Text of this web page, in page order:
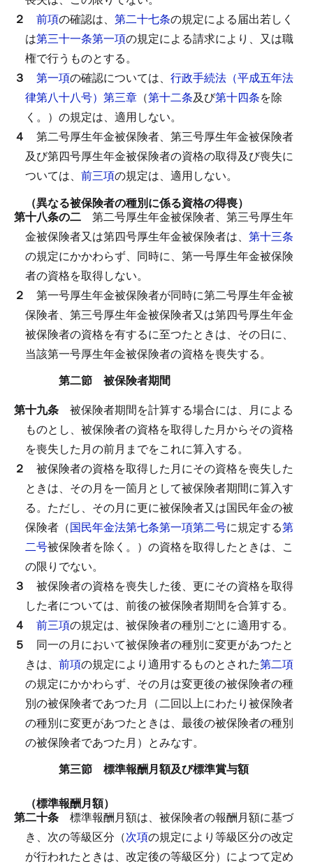
２
前項の確認は、 第二十七条の規定による届出若しく
は第三十一条第一項の規定による請求により、又は職
権で行うものとする。
３
第一項の確認については、 行政手続法（平成五年法
律第八十八号）第三章 （第十二条及び第十四条を除
く。）の規定は、適用しない。
４
第二号厚生年金被保険者、第三号厚生年金被保険者
及び第四号厚生年金被保険者の資格の取得及び喪失に
ついては、 前三項の規定は、適用しない。
（異なる被保険者の種別に係る資格の得喪）
第十八条の二
第二号厚生年金被保険者、第三号厚生年
金被保険者又は第四号厚生年金被保険者は、 第十三条
の規定にかかわらず、同時に、第一号厚生年金被保険
者の資格を取得しない。
２
第一号厚生年金被保険者が同時に第二号厚生年金被
保険者、第三号厚生年金被保険者又は第四号厚生年金
被保険者の資格を有するに至つたときは、その日に、
当該第一号厚生年金被保険者の資格を喪失する。
第二節 被保険者期間
第十九条
被保険者期間を計算する場合には、月による
ものとし、被保険者の資格を取得した月からその資格
を喪失した月の前月までをこれに算入する。
２
被保険者の資格を取得した月にその資格を喪失した
ときは、その月を一箇月として被保険者期間に算入す
る。 ただし、その月に更に被保険者又は国民年金の被
保険者（国民年金法第七条第一項第二号に規定する第
二号被保険者を除く。）の資格を取得したときは、こ
の限りでない。
３
被保険者の資格を喪失した後、更にその資格を取得
した者については、前後の被保険者期間を合算する。
４
前三項の規定は、被保険者の種別ごとに適用する。
５
同一の月において被保険者の種別に変更があつたと
きは、 前項の規定により適用するものとされた第二項
の規定にかかわらず、その月は変更後の被保険者の種
別の被保険者であつた月（二回以上にわたり被保険者
の種別に変更があつたときは、最後の被保険者の種別
の被保険者であつた月）とみなす。
第三節 標準報酬月額及び標準賞与額
（標準報酬月額）
第二十条
標準報酬月額は、被保険者の報酬月額に基づ
き、次の等級区分（次項の規定により等級区分の改定
が行われたときは、改定後の等級区分）によつて定め